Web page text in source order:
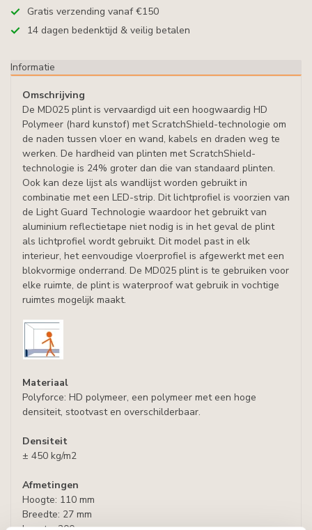
Gratis verzending vanaf €150
14 dagen bedenktijd & veilig betalen
Informatie
Omschrijving
De MD025 plint is vervaardigd uit een hoogwaardig HD
Polymeer (hard kunstof) met ScratchShield-technologie om
de naden tussen vloer en wand, kabels en draden weg te
werken. De hardheid van plinten met ScratchShield-
technologie is 24% groter dan die van standaard plinten.
Ook kan deze lijst als wandlijst worden gebruikt in
combinatie met een LED-strip. Dit lichtprofiel is voorzien van
de Light Guard Technologie waardoor het gebruikt van
aluminium reflectietape niet nodig is in het geval de plint
als lichtprofiel wordt gebruikt. Dit model past in elk
interieur, het eenvoudige vloerprofiel is afgewerkt met een
blokvormige onderrand. De MD025 plint is te gebruiken voor
elke ruimte, de plint is waterproof wat gebruik in vochtige
ruimtes mogelijk maakt.
Materiaal
Polyforce: HD polymeer, een polymeer met een hoge
densiteit, stootvast en overschilderbaar.
Densiteit
± 450 kg/m2
Afmetingen
Hoogte: 110 mm
Breedte: 27 mm